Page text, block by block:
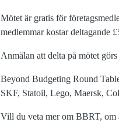
Mötet är gratis för
medlemmar kostar deltagande
Anmälan att delta på mötet görs
Beyond Budgeting Round
SKF, Statoil, Lego, Maersk,
Vill du veta mer om BBRT, om